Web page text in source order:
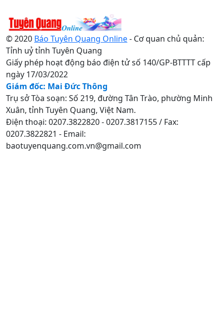
© 2020 Báo Tuyên Quang Online- Cơ quan chủ quản:
Tỉnh uỷ tỉnh Tuyên Quang
Giấy phép hoạt động báo điện tử số 140/GP-BTTTT cấp
ngày 17/03/2022
Giám đốc: Mai Đức Thông
Trụ sở Tòa soạn: Số 219, đường Tân Trào, phường Minh
Xuân, tỉnh Tuyên Quang, Việt Nam.
Điện thoại: 0207.3822820 - 0207.3817155 / Fax:
0207.3822821 - Email:
baotuyenquang.com.vn@gmail.com